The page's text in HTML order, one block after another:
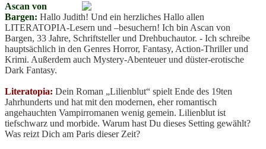
Ascan von
Bargen: Hallo Judith! Und ein herzliches Hallo allen
LITERATOPIA-Lesern und –besuchern! Ich bin Ascan von
Bargen, 33 Jahre, Schriftsteller und Drehbuchautor. - Ich schreibe
hauptsächlich in den Genres Horror, Fantasy, Action-Thriller und
Krimi. Außerdem auch Mystery-Abenteuer und düster-erotische
Dark Fantasy.
Literatopia: Dein Roman „Lilienblut“ spielt Ende des 19ten
Jahrhunderts und hat mit den modernen, eher romantisch
angehauchten Vampirromanen wenig gemein. Lilienblut ist
tiefschwarz und morbide. Warum hast Du dieses Setting gewählt?
Was reizt Dich am Paris dieser Zeit?